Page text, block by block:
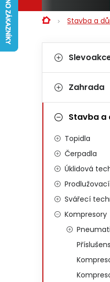
DomůStavba a
Kategorie
Zahrada
Stavba a
Topidla
Čerpadla
Úklidová
Svářecí
Kompresory